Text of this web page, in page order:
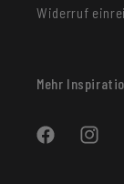
Widerruf
Mehr
Facebook